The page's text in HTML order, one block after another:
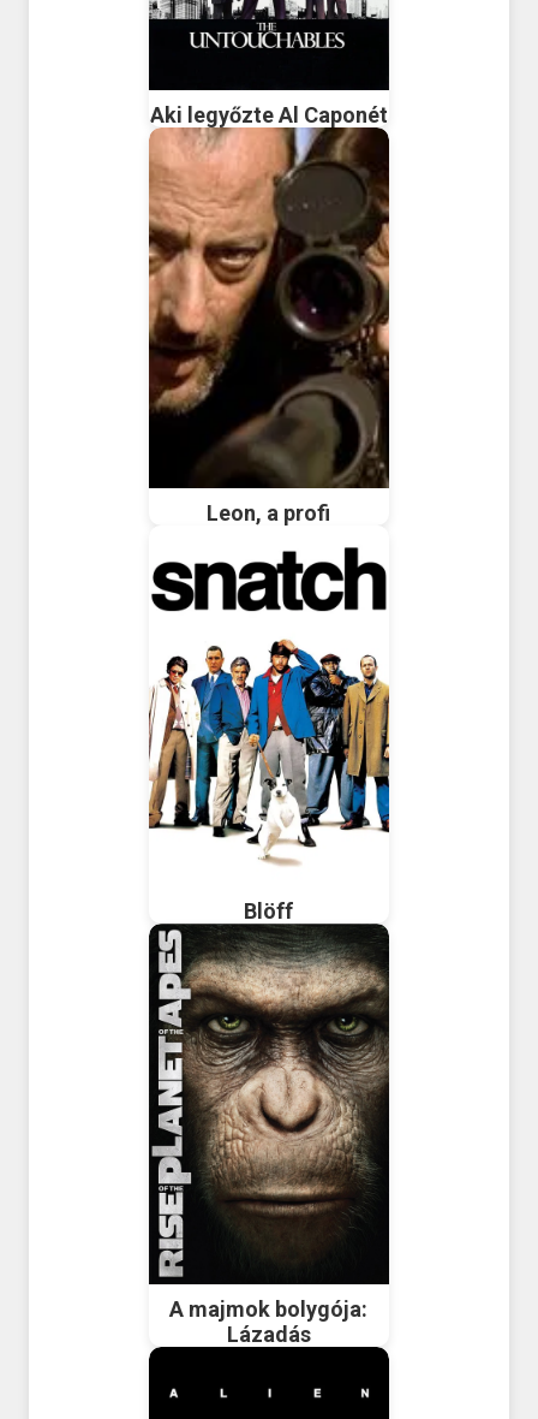
Aki legyőzte Al Caponét
Leon, a profi
Blöff
A majmok bolygója:
Lázadás